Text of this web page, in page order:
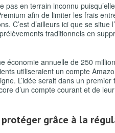
pas en terrain inconnu
afin de limiter les frais
C’est d’ailleurs ici que se situe
traditionnels en
économie annuelle de 250
utiliseraient un compte
L’idée serait dans un
d’un compte courant et de
grâce à la